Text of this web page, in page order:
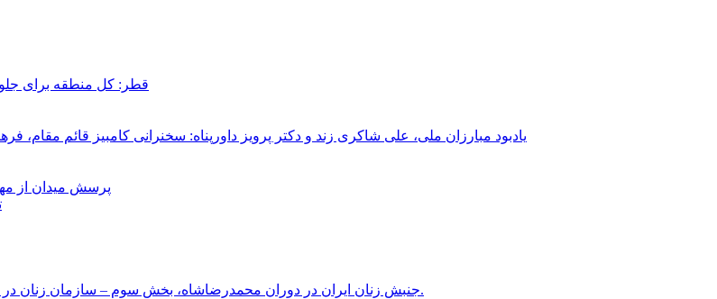
قطر: کل منطقه برای
یادبود مبارزان ملی، علی شاکری زند و دکتر پرویز داورپناه: سخنرانی کامبیز قائم
پرسش میدان از مهمانان
جنبش زنان ایران در دوران محمدرضاشاه، بخش سوم – سازمان زنان در کنترل مردان! پس از کودتای ۱۳۳۲ دولت کنترل سازمان زنان را بدست گرفت.